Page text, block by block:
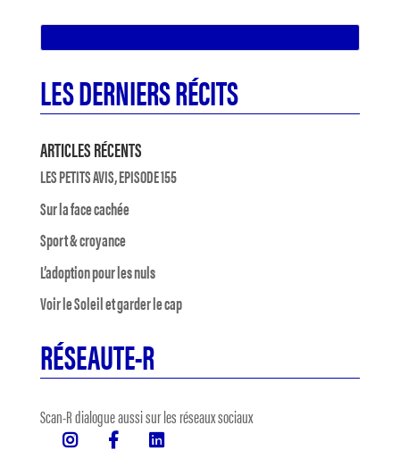
LES DERNIERS RÉCITS
ARTICLES RÉCENTS
LES PETITS AVIS, EPISODE 155
Sur la face cachée
Sport & croyance
L’adoption pour les nuls
Voir le Soleil et garder le cap
RÉSEAUTE-R
Scan-R dialogue aussi sur les réseaux sociaux